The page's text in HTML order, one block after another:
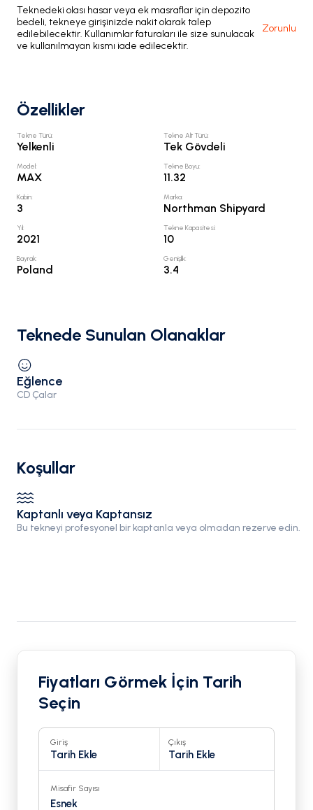
Teknedeki olası hasar veya ek masraflar için depozito
bedeli, tekneye girişinizde nakit olarak talep
edilebilecektir. Kullanımlar faturaları ile size sunulacak
ve kullanılmayan kısmı iade edilecektir.
Zorunlu
Özellikler
Tekne Türü:
Yelkenli
Tekne Alt Türü:
Tek Gövdeli
Model:
MAX
Tekne Boyu:
11.32
Kabin:
3
Marka:
Northman Shipyard
Yıl:
2021
Tekne Kapasitesi:
10
Bayrak:
Poland
Genişlik:
3.4
Teknede Sunulan Olanaklar
Eğlence
CD Çalar
Koşullar
Kaptanlı veya Kaptansız
Bu tekneyi profesyonel bir kaptanla veya olmadan rezerve edin.
Fiyatları Görmek İçin Tarih
Seçin
Giriş
Tarih Ekle
Çıkış
Tarih Ekle
Misafir Sayısı
Esnek